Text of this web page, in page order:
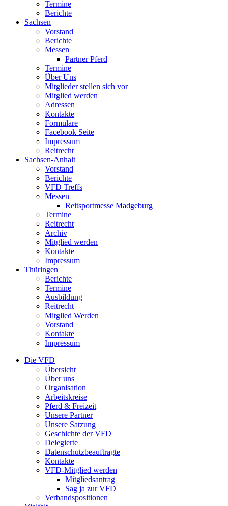
Termine
Berichte
Sachsen
Vorstand
Berichte
Messen
Partner Pferd
Termine
Über Uns
Mitglieder stellen sich vor
Mitglied werden
Adressen
Kontakte
Formulare
Facebook Seite
Impressum
Reitrecht
Sachsen-Anhalt
Vorstand
Berichte
VFD Treffs
Messen
Reitsportmesse Madgeburg
Termine
Reitrecht
Archiv
Mitglied werden
Kontakte
Impressum
Thüringen
Berichte
Termine
Ausbildung
Reitrecht
Mitglied Werden
Vorstand
Kontakte
Impressum
Die VFD
Übersicht
Über uns
Organisation
Arbeitskreise
Pferd & Freizeit
Unsere Partner
Unsere Satzung
Geschichte der VFD
Delegierte
Datenschutzbeauftragte
Kontakte
VFD-Mitglied werden
Mitgliedsantrag
Sag ja zur VFD
Verbandspositionen